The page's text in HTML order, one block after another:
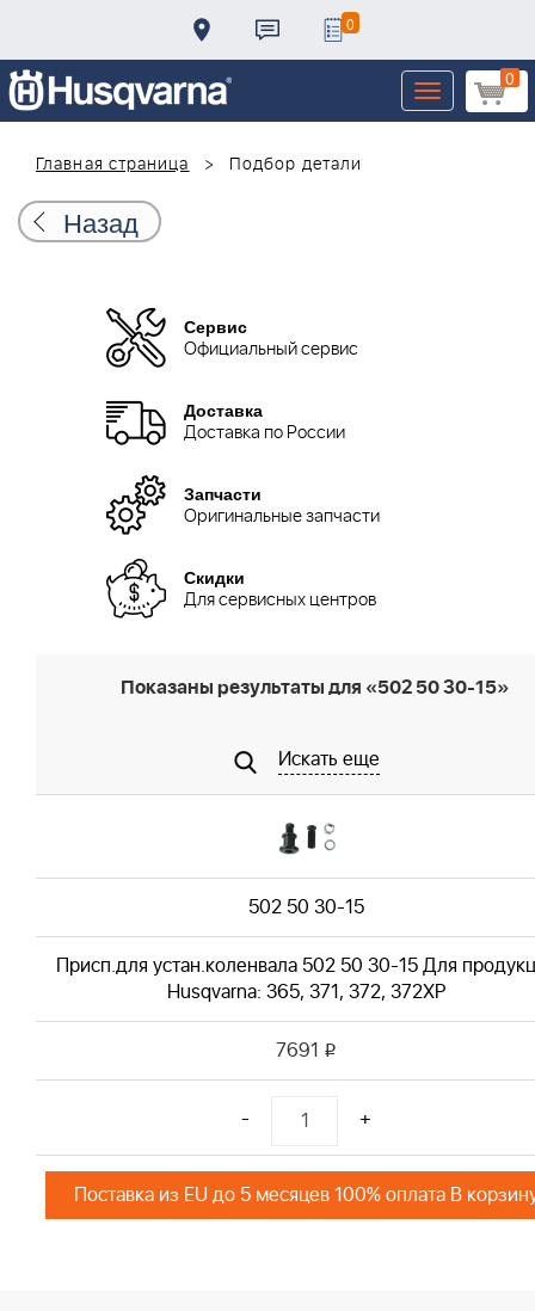
0
0
Toggle
navigation
Главная страница
Подбор детали
Назад
Сервис
Официальный сервис
Доставка
Доставка по России
Запчасти
Оригинальные запчасти
Скидки
Для сервисных центров
Показаны результаты для «502 50 30-15»
Искать еще
502 50 30-15
Присп.для устан.коленвала 502 50 30-15 Для
Husqvarna: 365, 371, 372, 372XP
7691 i
- +
Поставка из EU до 5 месяцев 100% оплата В